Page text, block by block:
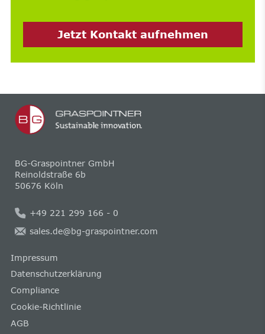
Jetzt Kontakt aufnehmen
BG-Graspointner GmbH
Reinoldstraße 6b
50676 Köln
+49 221 299 166 - 0
sales.de@bg-graspointner.com
Impressum
Datenschutzerklärung
Compliance
Cookie-Richtlinie
AGB